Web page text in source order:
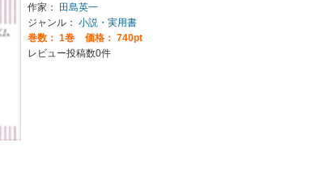
作家：
田島英一
ジャンル： 小説・実用書
巻数： 1巻
価格： 740pt
レビュー投稿数0件